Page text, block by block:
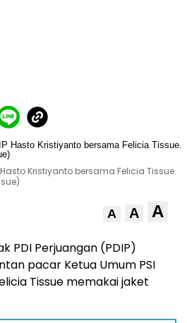
Hasto Kristiyanto bersama Felicia Tissue.
A A A
PDI Perjuangan (PDIP)
pacar Ketua Umum PSI
Tissue memakai jaket